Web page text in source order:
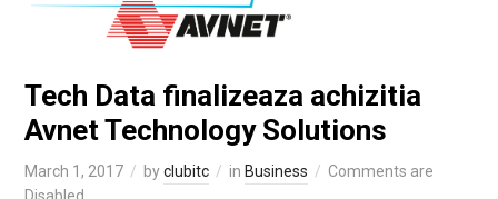
Tech Data finalizeaza achizitia
Avnet Technology Solutions
March 1, 2017 byclubitc in Business
Comments are